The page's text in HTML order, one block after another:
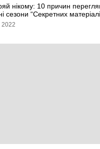
нікому: 10 причин
сезони “Секретних
2022